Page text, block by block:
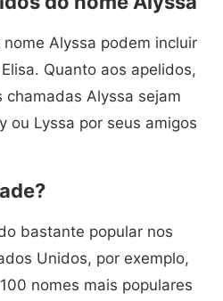
Alyssa podem incluir
Quanto aos apelidos,
chamadas Alyssa sejam
ou Lyssa por seus amigos
bastante popular nos
Unidos, por exemplo,
nomes mais populares